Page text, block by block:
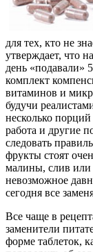
для тех, кто не
утверждает, что
день «подавали»
комплект
витаминов и
будучи
несколько
работа и другие
следовать
фрукты стоят
малины, слив или
невозможное
сегодня все
Все чаще в
заменители
форме таблеток,